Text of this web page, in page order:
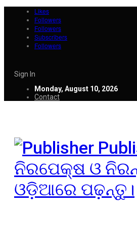
Likes
Followers
Followers
Subscribers
Followers
Sign In
Monday, August 10, 2026
Contact
ନିରପେକ୍ଷ ଓ
ଓଡ଼ିଆରେ ପଢ଼ନ୍ତୁ।